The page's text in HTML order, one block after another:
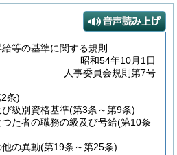
等の基準に関する規則
昭和54年10月1日
人事委員会規則第7号
条)
級別資格基準(第3条～第9条)
た者の職務の級及び号給(第10条
の異動(第19条～第25条)